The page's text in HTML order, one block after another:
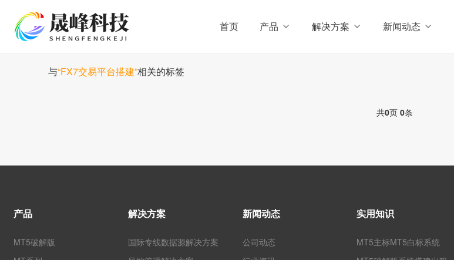
首页 产品 解决方案 新闻动态
与“FX7交易平台搭建”相关的标签
共0页 0条
产品
MT5破解版
解决方案
国际专线数据源解决方案
新闻动态
公司动态
实用知识
MT5主标MT5白标系统